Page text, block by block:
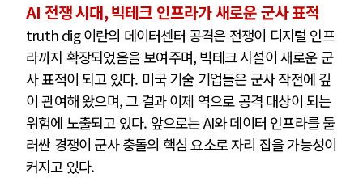
AI 전쟁 시대, 빅테크 인프라가 새로운 군사 표적
truth dig 이란의 데이터센터 공격은 전쟁이 디지털 인프
라까지 확장되었음을 보여주며, 빅테크 시설이 새로운 군
사 표적이 되고 있다. 미국 기술 기업들은 군사 작전에 깊
이 관여해 왔으며, 그 결과 이제 역으로 공격 대상이 되는
위험에 노출되고 있다. 앞으로는 AI와 데이터 인프라를 둘
러싼 경쟁이 군사 충돌의 핵심 요소로 자리 잡을 가능성이
커지고 있다.